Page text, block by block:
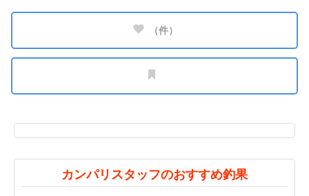
（件）
カンパリスタッフのおすすめ釣果